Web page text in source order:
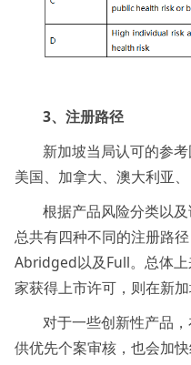
3、注册路径
新加坡当局认可的参
美国、加拿大、澳大利亚、
根据产品风险分类以
总共有四种不同的注册路
Abridged以及Full。总体
家获得上市许可，则在新
对于一些创新性产品
供优先个案审核，也会加快